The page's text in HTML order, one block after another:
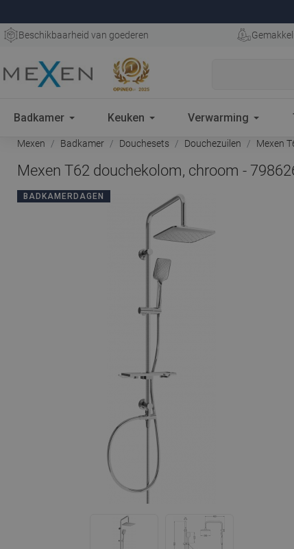
Beschikbaarheid van goederen
Badkamer Keuken Verwarming
Mexen Badkamer Douchesets Douchezuilen Mexen
Mexen T62 douchekolom, chroom -
BADKAMERDAGEN